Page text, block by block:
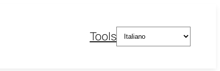
ToolsScegli
una